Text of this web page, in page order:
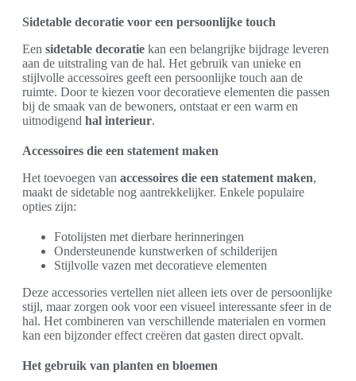
Sidetable decoratie voor een persoonlijke touch
Een sidetable decoratie kan een belangrijke bijdrage leveren
aan de uitstraling van de hal. Het gebruik van unieke en
stijlvolle accessoires geeft een persoonlijke touch aan de
ruimte. Door te kiezen voor decoratieve elementen die passen
bij de smaak van de bewoners, ontstaat er een warm en
uitnodigend hal interieur.
Accessoires die een statement maken
Het toevoegen van accessoires die een statement maken,
maakt de sidetable nog aantrekkelijker. Enkele populaire
opties zijn:
Fotolijsten met dierbare herinneringen
Ondersteunende kunstwerken of schilderijen
Stijlvolle vazen met decoratieve elementen
Deze accessories vertellen niet alleen iets over de persoonlijke
stijl, maar zorgen ook voor een visueel interessante sfeer in de
hal. Het combineren van verschillende materialen en vormen
kan een bijzonder effect creëren dat gasten direct opvalt.
Het gebruik van planten en bloemen